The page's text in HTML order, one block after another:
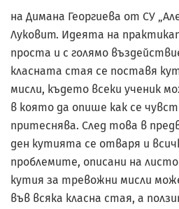
на Димана Георгиева от СУ
Луковит. Идеята на
проста и с голямо
класната стая се поставя
мисли, където всеки ученик
в която да опише как се
притеснява. След това в
ден кутията се отваря и
проблемите, описани на
кутия за тревожни мисли
във всяка класна стая, а